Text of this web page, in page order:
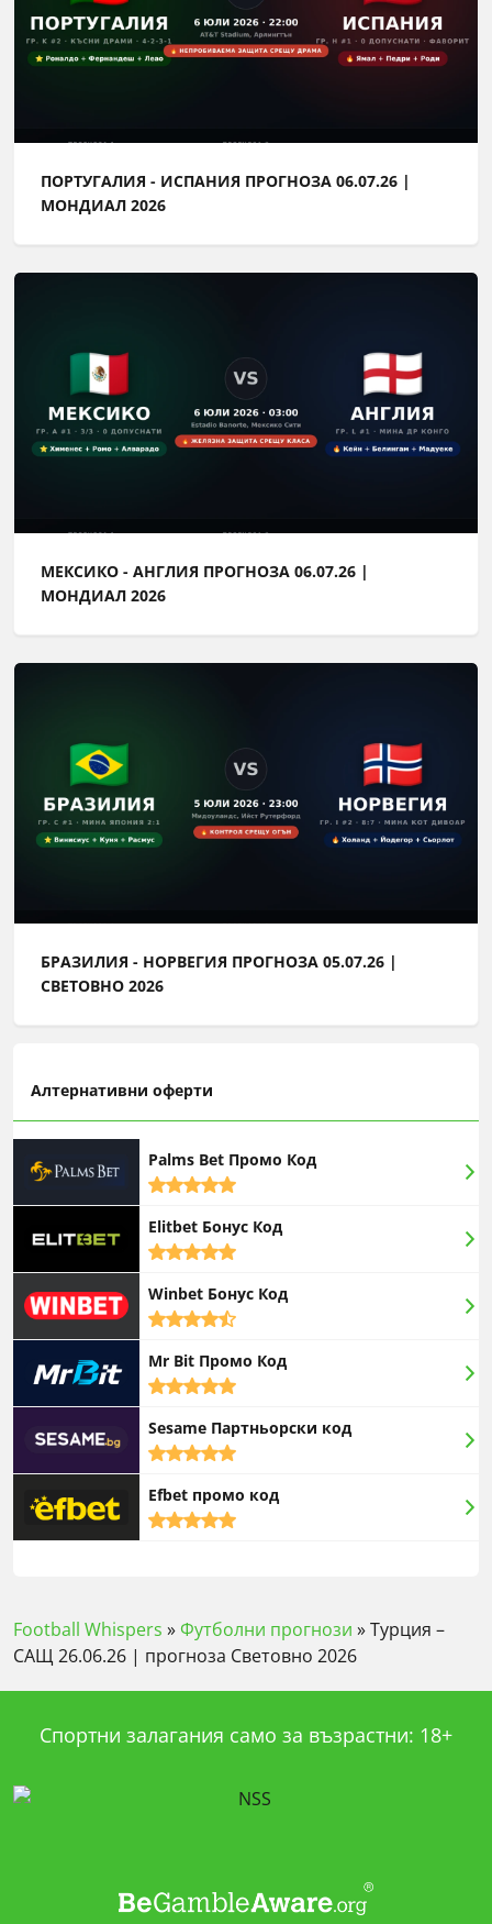
ПОРТУГАЛИЯ - ИСПАНИЯ ПРОГНОЗА 06.07.26 |
МОНДИАЛ 2026
МЕКСИКО - АНГЛИЯ ПРОГНОЗА 06.07.26 |
МОНДИАЛ 2026
БРАЗИЛИЯ - НОРВЕГИЯ ПРОГНОЗА 05.07.26 |
СВЕТОВНО 2026
Алтернативни оферти
Palms Bet Промо Код
5,0
Elitbet Бонус Код
5,0
Winbet Бонус Код
4,5
Mr Bit Промо Код
5,0
Sesame Партньорски код
5,0
Efbet промо код
5,0
Football Whispers »Футболни прогнози »Турция –
САЩ 26.06.26 | прогноза Световно 2026
Спортни залагания само за възрастни: 18+